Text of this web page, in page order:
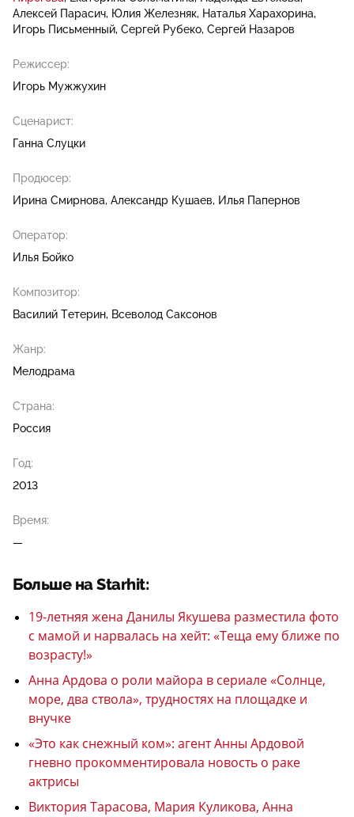
Алексей Парасич Юлия Железняк Наталья Харахорина
Игорь Письменный Сергей Рубеко Сергей Назаров
Режиссер:
Игорь Мужжухин
Сценарист:
Ганна Слуцки
Продюсер:
Ирина Смирнова Александр Кушаев Илья Папернов
Оператор:
Илья Бойко
Композитор:
Василий Тетерин Всеволод Саксонов
Жанр:
Мелодрама
Страна:
Россия
Год:
2013
Время:
—
Больше на Starhit:
19-летняя жена Данилы Якушева разместила фото
с мамой и нарвалась на хейт: «Теща ему ближе по
возрасту!»
Анна Ардова о роли майора в сериале «Солнце,
море, два ствола», трудностях на площадке и
внучке
«Это как снежный ком»: агент Анны Ардовой
гневно прокомментировала новость о раке
актрисы
Виктория Тарасова, Мария Куликова, Анна